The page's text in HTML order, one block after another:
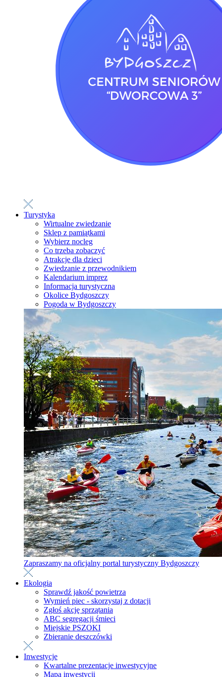
Turystyka
Wirtualne zwiedzanie
Sklep z pamiątkami
Wybierz nocleg
Co trzeba zobaczyć
Atrakcje dla dzieci
Zwiedzanie z przewodnikiem
Kalendarium imprez
Informacja turystyczna
Okolice Bydgoszczy
Pogoda w Bydgoszczy
Zapraszamy na oficjalny portal turystyczny Bydgoszczy
Ekologia
Sprawdź jakość powietrza
Wymień piec - skorzystaj z dotacji
Zgłoś akcję sprzątania
ABC segregacji śmieci
Miejskie PSZOKI
Zbieranie deszczówki
Inwestycje
Kwartalne prezentacje inwestycyjne
Mapa inwestycji